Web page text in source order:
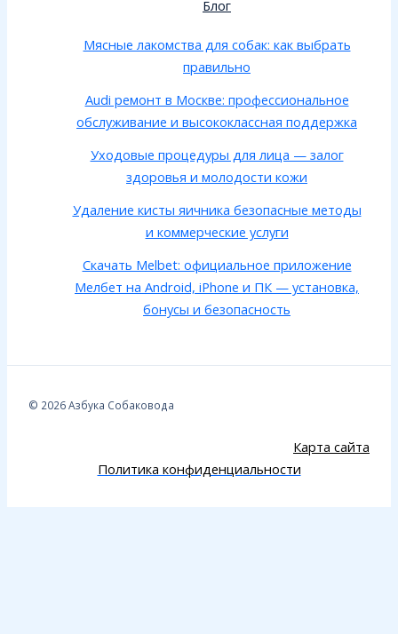
Блог
Мясные лакомства для собак: как выбрать
правильно
Audi ремонт в Москве: профессиональное
обслуживание и высококлассная поддержка
Уходовые процедуры для лица — залог
здоровья и молодости кожи
Удаление кисты яичника безопасные методы
и коммерческие услуги
Скачать Melbet: официальное приложение
Мелбет на Android, iPhone и ПК — установка,
бонусы и безопасность
© 2026 Азбука Собаковода
Карта сайта
Политика конфиденциальности